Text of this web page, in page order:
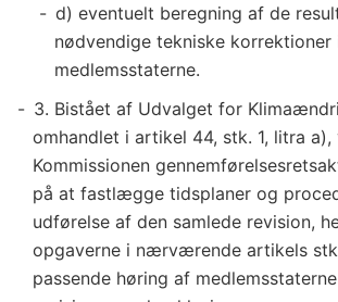
d) eventuelt beregning af de
nødvendige tekniske korrektioner
medlemsstaterne.
3. Bistået af Udvalget for
omhandlet i artikel 44, stk. 1, litra
Kommissionen
på at fastlægge tidsplaner og
udførelse af den samlede revision,
opgaverne i nærværende artikels
passende høring af